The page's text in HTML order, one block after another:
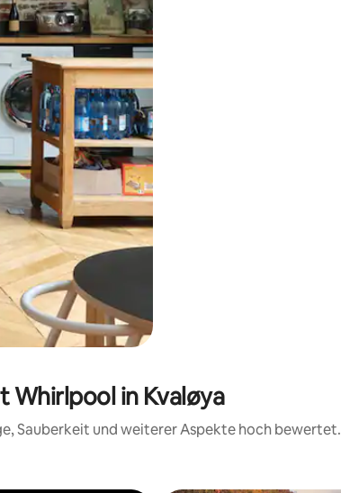
durch Berühren oder Wischgesten.
Whirlpool in Kvaløya
Sauberkeit und weiterer Aspekte hoch bewertet.